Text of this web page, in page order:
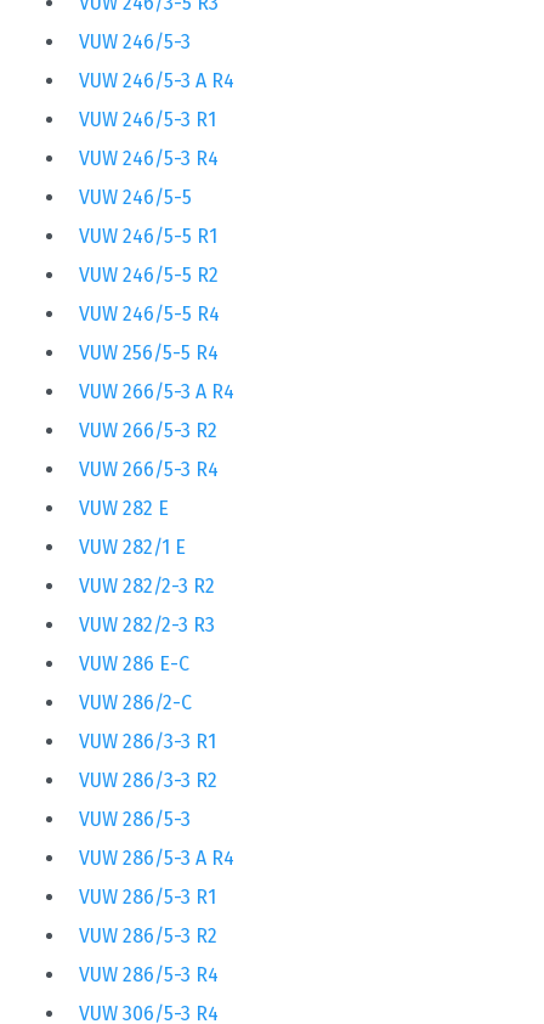
VUW 246/5-3
VUW 246/5-3 A R4
VUW 246/5-3 R1
VUW 246/5-3 R4
VUW 246/5-5
VUW 246/5-5 R1
VUW 246/5-5 R2
VUW 246/5-5 R4
VUW 256/5-5 R4
VUW 266/5-3 A R4
VUW 266/5-3 R2
VUW 266/5-3 R4
VUW 282 E
VUW 282/1 E
VUW 282/2-3 R2
VUW 282/2-3 R3
VUW 286 E-C
VUW 286/2-C
VUW 286/3-3 R1
VUW 286/3-3 R2
VUW 286/5-3
VUW 286/5-3 A R4
VUW 286/5-3 R1
VUW 286/5-3 R2
VUW 286/5-3 R4
VUW 306/5-3 R4